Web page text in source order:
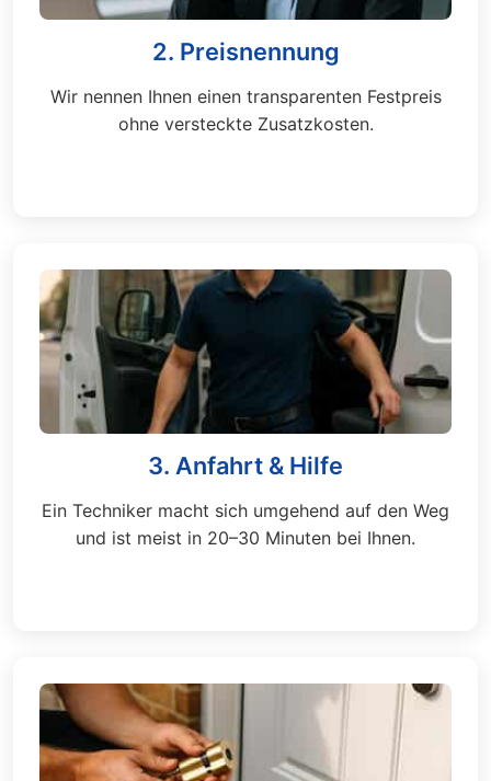
2. Preisnennung
Wir nennen Ihnen einen transparenten Festpreis
ohne versteckte Zusatzkosten.
3. Anfahrt & Hilfe
Ein Techniker macht sich umgehend auf den Weg
und ist meist in 20–30 Minuten bei Ihnen.